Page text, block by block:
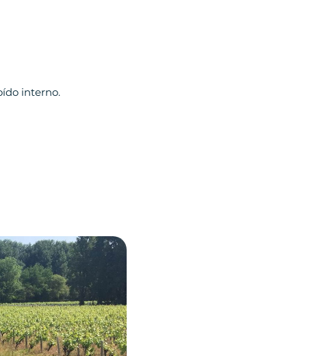
interno.